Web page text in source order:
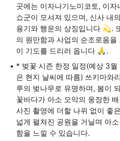
곳에는 이자나기노미코토, 이
쇼군이 모셔져 있으며, 신사 내
용기와 행운의 상징입니다 💫.
의 원만함과 사업의 순조로움
이 기도를 드리러 옵니다 🙏.
* 벚꽃 시즌 한정 일정(예상 3
은 현지 날씨에 따름) 쓰키마와
루의 벚나무로 유명하며, 봄이
꽃바다가 아소 오악의 웅장한
사진 촬영에 더할 나위 없이 좋
넓게 펼쳐진 공원을 거닐며 아
함을 느낄 수 있습니다.